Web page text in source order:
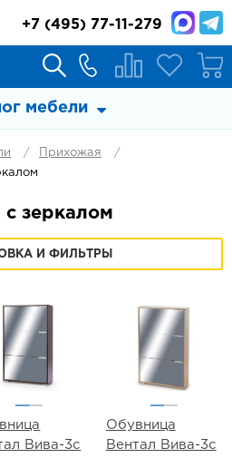
+7 (495) 77-11-279
мебели
Прихожая
зеркалом
И ФИЛЬТРЫ
Вива-3с
Обувница
Вентал Вива-3с